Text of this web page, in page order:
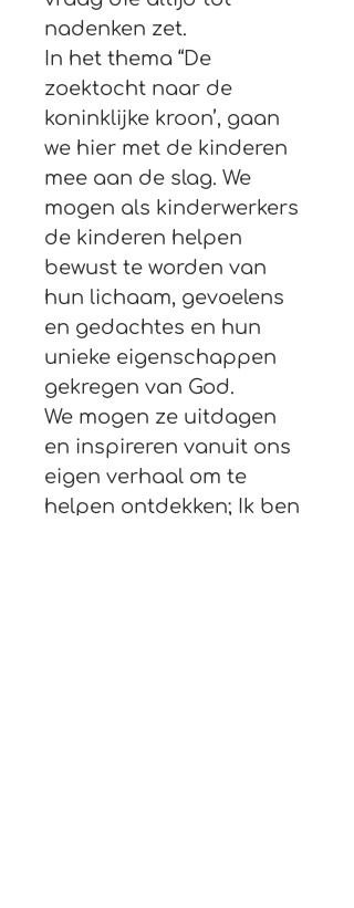
nadenken zet.
In het thema “De
zoektocht naar de
koninklijke kroon’, gaan
we hier met de kinderen
mee aan de slag. We
mogen als kinderwerkers
de kinderen helpen
bewust te worden van
hun lichaam, gevoelens
en gedachtes en hun
unieke eigenschappen
gekregen van God.
We mogen ze uitdagen
en inspireren vanuit ons
eigen verhaal om te
helpen ontdekken; Ik ben